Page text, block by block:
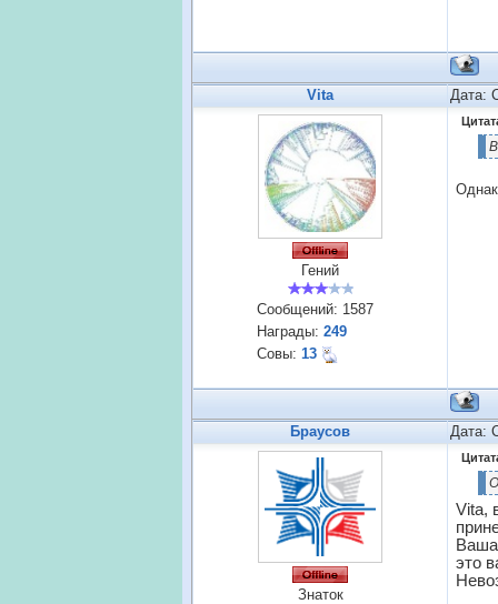
Vita Дата:
Гений
Сообщений: 1587
Награды: 249
Совы: 13
Браусов Дата:
Знаток
Vita,
Ваша
это